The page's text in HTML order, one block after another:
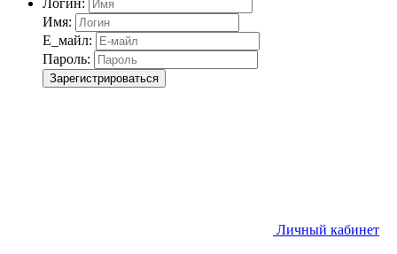
Логин:
Имя:
Е_майл:
Пароль:
Зарегистрироваться
Личный кабинет